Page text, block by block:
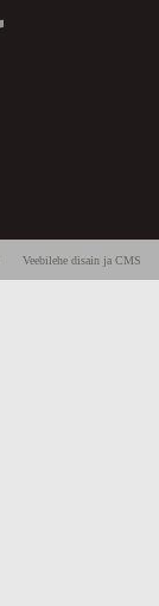
Veebilehe disain ja CMS